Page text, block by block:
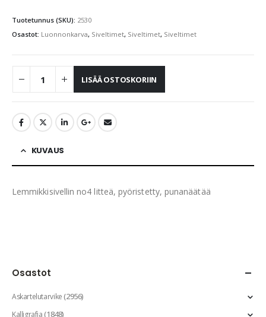
Tuotetunnus (SKU): 2530
Osastot: Luonnonkarva, Siveltimet, Siveltimet, Siveltimet
LISÄÄ OSTOSKORIIN
KUVAUS
Lemmikkisivellin no4 litteä, pyöristetty, punanäätää
Osastot
Askartelutarvike(2956)
Kalligrafia(1848)